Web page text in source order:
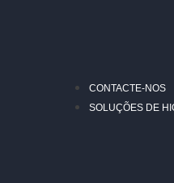
CONTACTE-NOS
SOLUÇÕES DE